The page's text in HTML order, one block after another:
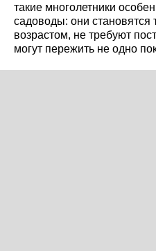
такие многолетники
садоводы: они становятся
возрастом, не требуют
могут пережить не одно